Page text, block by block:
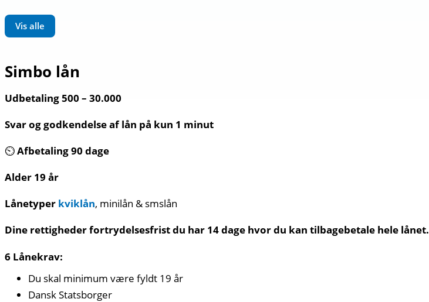
Vis alle
Simbo lån
Udbetaling 500 – 30.000
Svar og godkendelse af lån på kun 1 minut
⏲️Afbetaling 90 dage
Alder 19 år
Lånetyper kviklån, minilån & smslån
Dine rettigheder fortrydelsesfrist du har 14 dage hvor du kan tilbagebetale hele lånet.
6 Lånekrav:
Du skal minimum være fyldt 19 år
Dansk Statsborger